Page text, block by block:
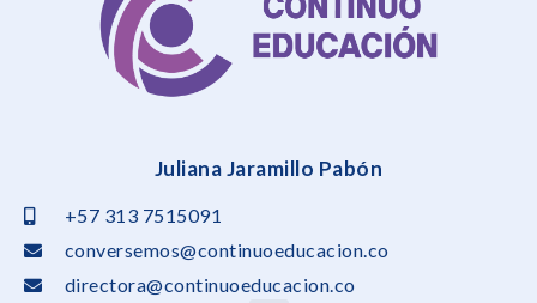
Juliana Jaramillo Pabón
+57 313 7515091
conversemos@continuoeducacion.co
directora@continuoeducacion.co